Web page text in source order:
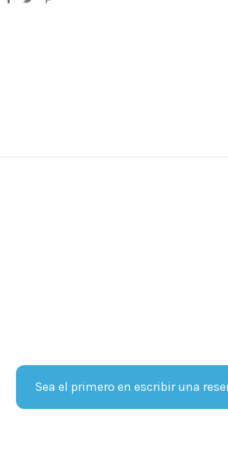
Sea el primero en escribir una